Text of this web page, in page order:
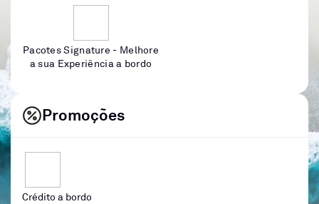
Pacotes Signature - Melhore
a sua Experiência a bordo
Promoções
Crédito a bordo